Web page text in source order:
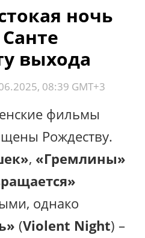
ночь
выхода
08:39 GMT+3
фильмы
Рождеству.
, «Гремлины»
однако
(Violent Night) –